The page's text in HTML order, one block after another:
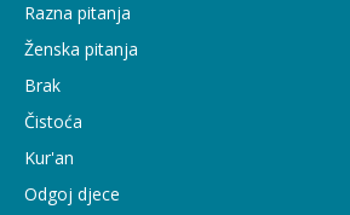
Razna pitanja
Ženska pitanja
Brak
Čistoća
Kur'an
Odgoj djece